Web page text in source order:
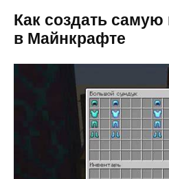
Как создать
в Майнкрафте